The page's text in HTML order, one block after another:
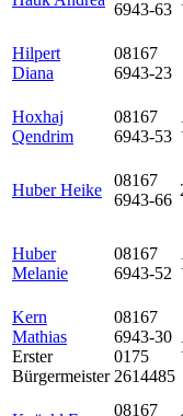
6943-63
Hilpert
Diana
08167
6943-23
Hoxhaj
Qendrim
08167
6943-53
Huber Heike
08167
6943-66
Huber
Melanie
08167
6943-52
Kern
Mathias
Erster
Bürgermeister
08167
6943-30
0175
2614485
08167